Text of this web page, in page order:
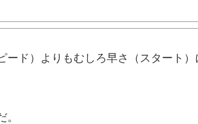
ド）よりもむしろ早さ（スタート）